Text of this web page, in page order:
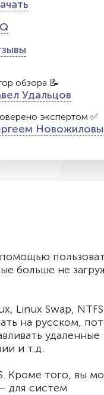
обзора 📝
Удальцов
экспертом ✅
больше не
Linux Swap,
на русском,
удаленные
и т.д.
Кроме того, вы
для систем